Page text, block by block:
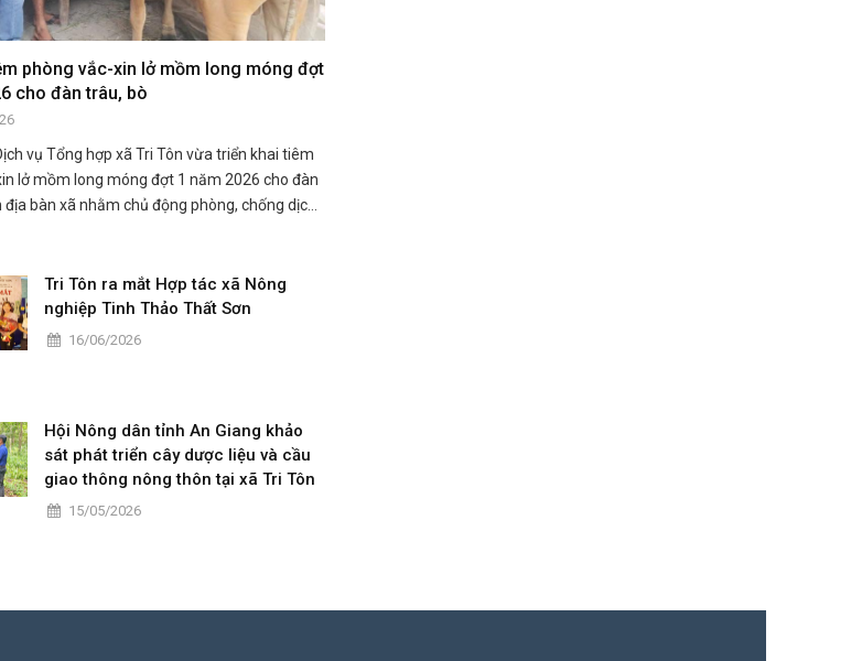
phòng vắc-xin lở mồm long móng đợt
cho đàn trâu, bò
vụ Tổng hợp xã Tri Tôn vừa triển khai tiêm
lở mồm long móng đợt 1 năm 2026 cho đàn
bàn xã nhằm chủ động phòng, chống dịch
Tri Tôn ra mắt Hợp tác xã Nông
nghiệp Tinh Thảo Thất Sơn
16/06/2026
Hội Nông dân tỉnh An Giang khảo
sát phát triển cây dược liệu và cầu
giao thông nông thôn tại xã Tri Tôn
15/05/2026